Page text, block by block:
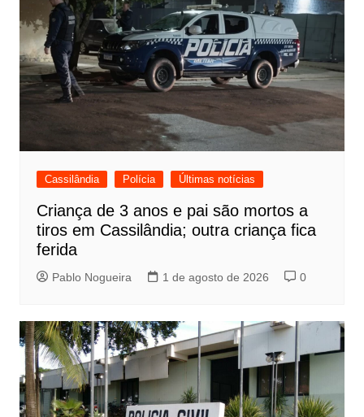
Cassilândia Polícia Últimas notícias
Criança de 3 anos e pai são mortos a
tiros em Cassilândia; outra criança fica
ferida
Pablo Nogueira 1 de agosto de 2026 0